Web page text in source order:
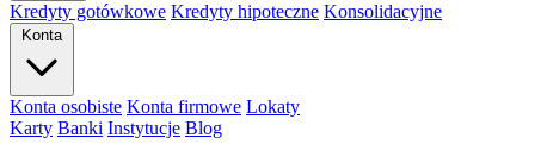
Kredyty gotówkowe Kredyty hipoteczne Konsolidacyjne
Konta
Konta osobiste Konta firmowe Lokaty
Karty Banki Instytucje Blog